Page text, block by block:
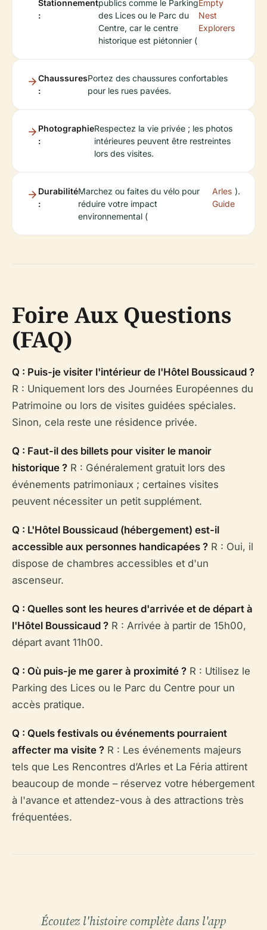
Stationnement
:
publics comme le Parking
des Lices ou le Parc du
Centre, car le centre
historique est piétonnier (
Empty
Nest
Explorers
Chaussures
:
Portez des chaussures confortables
pour les rues pavées.
Photographie
:
Respectez la vie privée ; les photos
intérieures peuvent être restreintes
lors des visites.
Durabilité
:
Marchez ou faites du vélo pour
réduire votre impact
environnemental (
Arles
Guide
).
Foire Aux Questions
(FAQ)
Q : Puis-je visiter l'intérieur de l'Hôtel Boussicaud ?
R : Uniquement lors des Journées Européennes du
Patrimoine ou lors de visites guidées spéciales.
Sinon, cela reste une résidence privée.
Q : Faut-il des billets pour visiter le manoir
historique ? R : Généralement gratuit lors des
événements patrimoniaux ; certaines visites
peuvent nécessiter un petit supplément.
Q : L'Hôtel Boussicaud (hébergement) est-il
accessible aux personnes handicapées ? R : Oui, il
dispose de chambres accessibles et d'un
ascenseur.
Q : Quelles sont les heures d'arrivée et de départ à
l'Hôtel Boussicaud ? R : Arrivée à partir de 15h00,
départ avant 11h00.
Q : Où puis-je me garer à proximité ? R : Utilisez le
Parking des Lices ou le Parc du Centre pour un
accès pratique.
Q : Quels festivals ou événements pourraient
affecter ma visite ? R : Les événements majeurs
tels que Les Rencontres d’Arles et La Féria attirent
beaucoup de monde – réservez votre hébergement
à l'avance et attendez-vous à des attractions très
fréquentées.
Écoutez l'histoire complète dans l'app